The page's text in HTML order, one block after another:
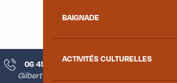
BAIGNADE
ACTIVITÉS CULTURELLES
06 45 53 67▒▒
Gilbert Doines